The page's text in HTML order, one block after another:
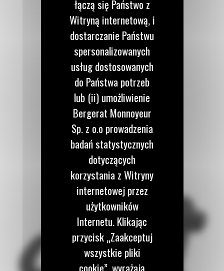
łączą się Państwo z
Witryną internetową, i
dostarczanie Państwu
spersonalizowanych
usług dostosowanych
do Państwa potrzeb
lub (ii) umożliwienie
Bergerat Monnoyeur
Sp. z o.o prowadzenia
badań statystycznych
dotyczących
korzystania z Witryny
internetowej przez
użytkowników
Internetu. Klikając
przycisk „Zaakceptuj
wszystkie pliki
cookie”, wyrażają